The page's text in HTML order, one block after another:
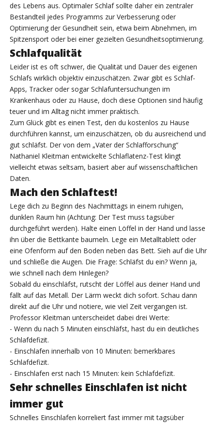
des Lebens aus. Optimaler Schlaf sollte daher ein zentraler
Bestandteil jedes Programms zur Verbesserung oder
Optimierung der Gesundheit sein, etwa beim Abnehmen, im
Spitzensport oder bei einer gezielten Gesundheitsoptimierung.
Schlafqualität
Leider ist es oft schwer, die Qualität und Dauer des eigenen
Schlafs wirklich objektiv einzuschätzen. Zwar gibt es Schlaf-
Apps, Tracker oder sogar Schlafuntersuchungen im
Krankenhaus oder zu Hause, doch diese Optionen sind häufig
teuer und im Alltag nicht immer praktisch.
Zum Glück gibt es einen Test, den du kostenlos zu Hause
durchführen kannst, um einzuschätzen, ob du ausreichend und
gut schläfst. Der von dem „Vater der Schlafforschung“
Nathaniel Kleitman entwickelte Schlaflatenz-Test klingt
vielleicht etwas seltsam, basiert aber auf wissenschaftlichen
Daten.
Mach den Schlaftest!
Lege dich zu Beginn des Nachmittags in einem ruhigen,
dunklen Raum hin (Achtung: Der Test muss tagsüber
durchgeführt werden). Halte einen Löffel in der Hand und lasse
ihn über die Bettkante baumeln. Lege ein Metalltablett oder
eine Ofenform auf den Boden neben das Bett. Sieh auf die Uhr
und schließe die Augen. Die Frage: Schläfst du ein? Wenn ja,
wie schnell nach dem Hinlegen?
Sobald du einschläfst, rutscht der Löffel aus deiner Hand und
fällt auf das Metall. Der Lärm weckt dich sofort. Schau dann
direkt auf die Uhr und notiere, wie viel Zeit vergangen ist.
Professor Kleitman unterscheidet dabei drei Werte:
- Wenn du nach 5 Minuten einschläfst, hast du ein deutliches
Schlafdefizit.
- Einschlafen innerhalb von 10 Minuten: bemerkbares
Schlafdefizit.
- Einschlafen erst nach 15 Minuten: kein Schlafdefizit.
Sehr schnelles Einschlafen ist nicht
immer gut
Schnelles Einschlafen korreliert fast immer mit tagsüber